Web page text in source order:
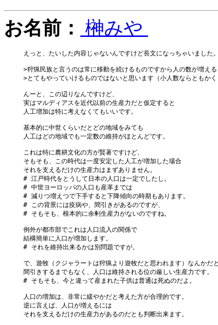
お名前： 榊みや
えっと、たいした内容じゃないんですけど長文になっちゃいました
>狩猟民族と言うのは常に移動を続けるものですから人の数が増え
>とてもやっていけるものではないと思います（小人数ならともか
んーと、この辺りなんですけど、
実はマルディアスを近代以前の生産力だと仮定すると
人工増加は特に考えなくてもいいです。
基本的に中世くらいだとどの地域をみても
人工はどの地域でも一定数の維持がほとんどです。
これは特に農耕文化の方が賢著ですけど、
そもそも、この時代は一度安定した人工が増加した場合
それを支えるだけの生産力はまずありません。
# 江戸時代をとうして日本の人口は一定でしたし。
# 中世ヨーロッパの人口も産革までは
# 減りつ増えつで下手すると下降傾向の時期もあります。
# この背景には疫病や、間引きがあるのですが、
# そもそも、根本的に余剰生産力がないのですね。
例外が都市部でこれは人口流入の関係で
結構簡単に人口が増加します。
# それを維持出来るかは別問題ですが。
で、遊牧（クジャラートは狩猟より遊牧だと思われます）なんかだ
間引きするまでもなく、人口は維持される位の厳しい生産力です。
# そもそも、今と違って産まれた子供は普通は死ぬのだよ。
人口の増加は、非常に緩やかだと考えた方が合理的です。
逆に言えば、人口が増えるには
それを支えるだけの生産力があるのだとも判断出来ます。